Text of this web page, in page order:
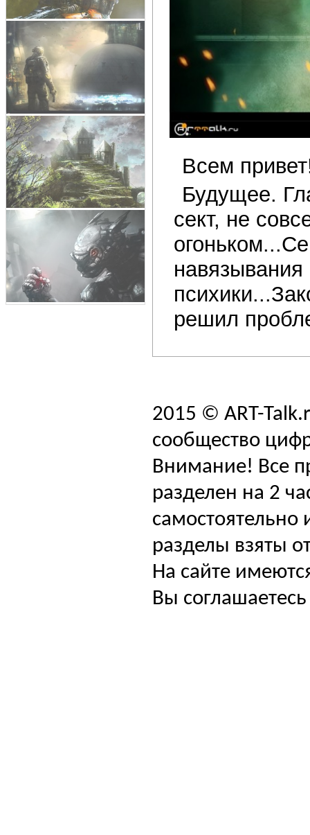
Всем
Будущее.
сект, не
навязывания
решил
2015 © ART-
сообщество
Внимание! Все
разделен на 2
самостоятельно
разделы взяты
На сайте
Вы